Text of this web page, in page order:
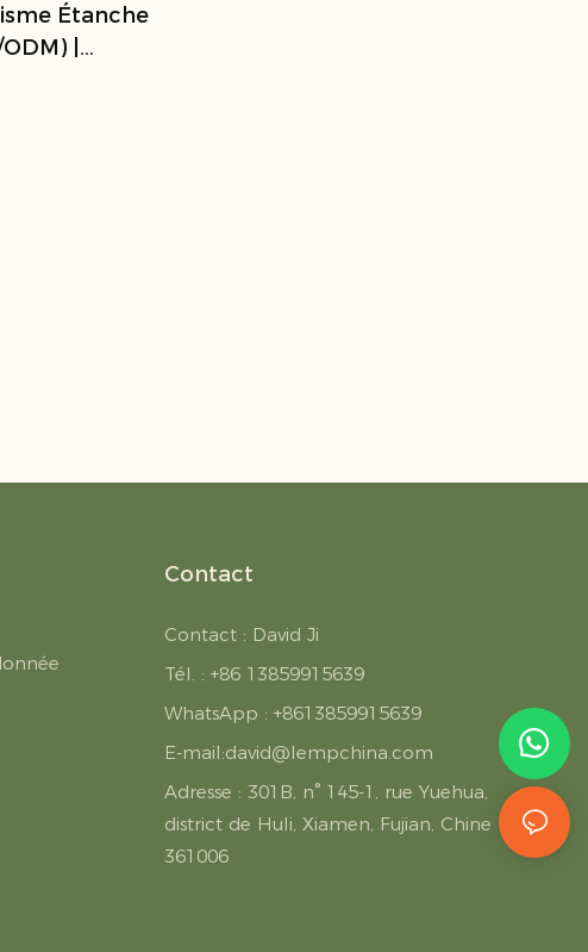
Étanche
|
Contact
Contact : David Ji
Tél. : +86 13859915639
WhatsApp : +8613859915639
E-mail:david@lempchina.com
Adresse : 301B, n° 145-1, rue Yuehua,
district de Huli, Xiamen, Fujian, Chine
361006